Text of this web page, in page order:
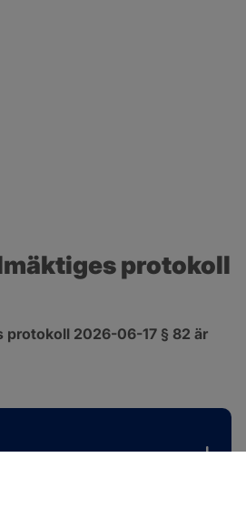
protokoll
protokoll 2026-06-17 § 82 är